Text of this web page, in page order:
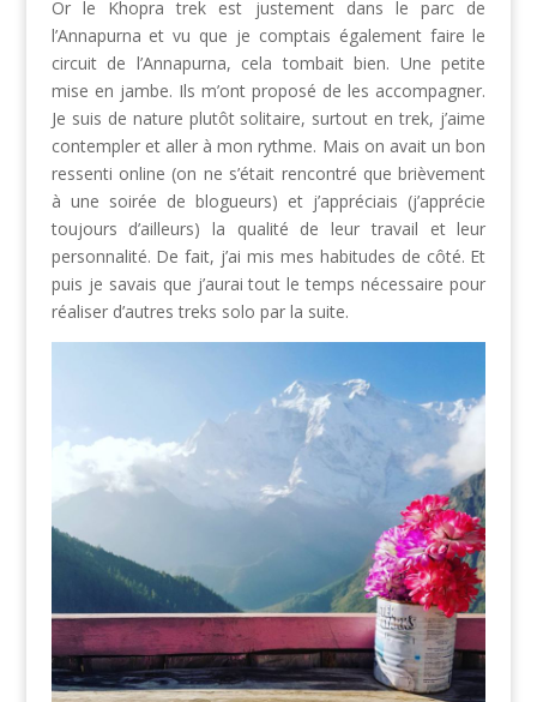
Or le Khopra trek est justement dans le parc de
l’Annapurna et vu que je comptais également faire le
circuit de l’Annapurna, cela tombait bien. Une petite
mise en jambe. Ils m’ont proposé de les accompagner.
Je suis de nature plutôt solitaire, surtout en trek, j’aime
contempler et aller à mon rythme. Mais on avait un bon
ressenti online (on ne s’était rencontré que brièvement
à une soirée de blogueurs) et j’appréciais (j’apprécie
toujours d’ailleurs) la qualité de leur travail et leur
personnalité. De fait, j’ai mis mes habitudes de côté. Et
puis je savais que j’aurai tout le temps nécessaire pour
réaliser d’autres treks solo par la suite.